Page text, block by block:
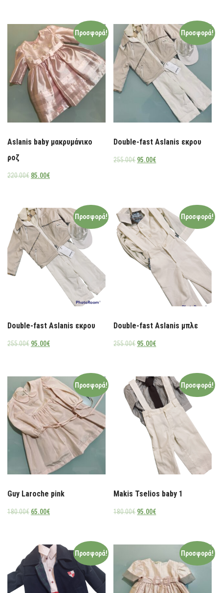
Προσφορά!
Aslanis baby μακρυμάνικο
ροζ
220.00€ 85.00€
Προσφορά!
Double-fast Aslanis εκρου
255.00€ 95.00€
Προσφορά!
Double-fast Aslanis εκρου
255.00€ 95.00€
Προσφορά!
Double-fast Aslanis μπλε
255.00€ 95.00€
Προσφορά!
Guy Laroche pink
180.00€ 65.00€
Προσφορά!
Makis Tselios baby 1
180.00€ 95.00€
Προσφορά! Προσφορά!